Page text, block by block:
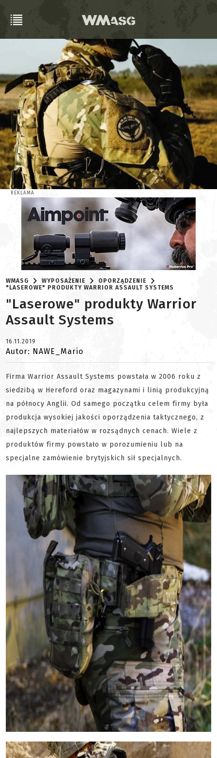
REKLAMA
WMASG WYPOSAŻENIE
OPORZĄDZENIE
"LASEROWE" PRODUKTY WARRIOR ASSAULT SYSTEMS
"Laserowe" produkty Warrior
Assault Systems
16.11.2019
Autor: NAWE_Mario
Firma Warrior Assault Systems powstała w 2006 roku z
siedzibą w Hereford oraz magazynami i linią produkcyjną
na północy Anglii. Od samego początku celem firmy była
produkcja wysokiej jakości oporządzenia taktycznego, z
najlepszych materiałów w rozsądnych cenach. Wiele z
produktów firmy powstało w porozumieniu lub na
specjalne zamówienie brytyjskich sił specjalnych.